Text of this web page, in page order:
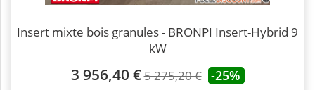
Insert mixte bois granules - BRONPI Insert-Hybrid 9
kW
3 956,40 €5 275,20 € -25%